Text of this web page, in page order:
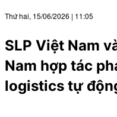
Thứ hai, 15/06/2026 | 11:05
SLP Việt Nam
Nam hợp tác
logistics tự